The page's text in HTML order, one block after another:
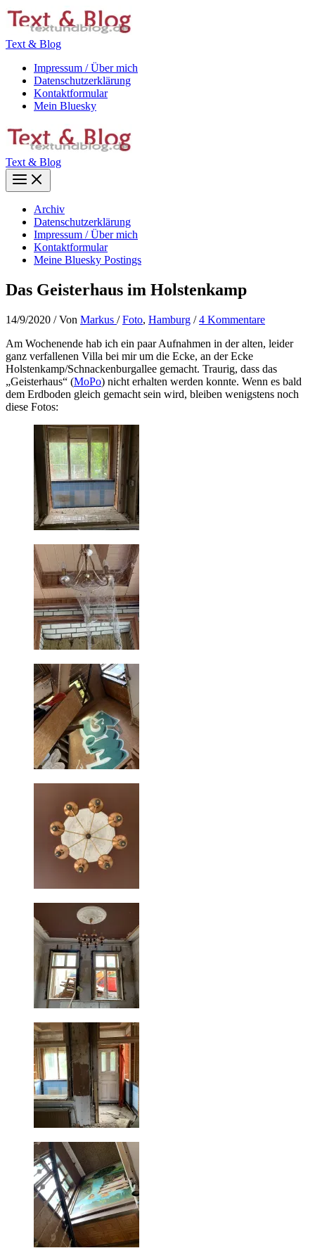
Zum
Inhalt
Text & Blog
Impressum / Über mich
Datenschutzerklärung
Kontaktformular
Mein Bluesky
Text & Blog
Main
Menu
Archiv
Datenschutzerklärung
Impressum / Über mich
Kontaktformular
Meine Bluesky Postings
Das Geisterhaus im Holstenkamp
14/9/2020 / Von Markus /Foto, Hamburg /4 Kommentare
Am Wochenende hab ich ein paar Aufnahmen in der alten, leider
ganz verfallenen Villa bei mir um die Ecke, an der Ecke
Holstenkamp/Schnackenburgallee gemacht. Traurig, dass das
„Geisterhaus“ (MoPo) nicht erhalten werden konnte. Wenn es bald
dem Erdboden gleich gemacht sein wird, bleiben wenigstens noch
diese Fotos: